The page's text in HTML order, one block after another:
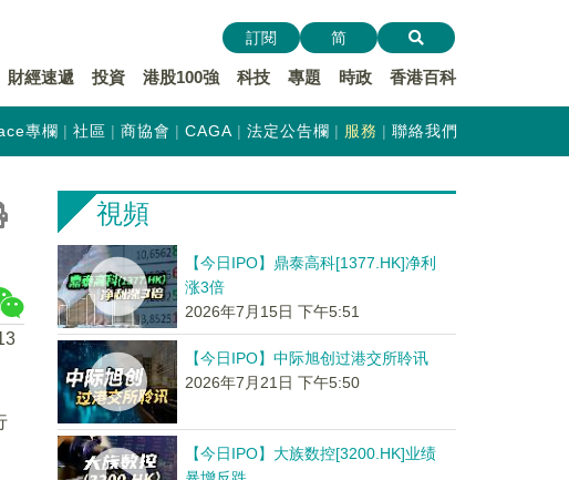
財經速遞 投資 港股100強 科技 專題 時政 香港百科
訂閱 简
專欄 社區 商協會 CAGA 法定公告欄 服務 聯絡我們
視頻
【今日IPO】鼎泰高科[1377.HK]净利
涨3倍
2026年7月15日 下午5:51
【今日IPO】中际旭创过港交所聆讯
2026年7月21日 下午5:50
【今日IPO】大族数控[3200.HK]业绩